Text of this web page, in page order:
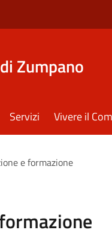
Zumpano
Servizi Vivere il
e formazione